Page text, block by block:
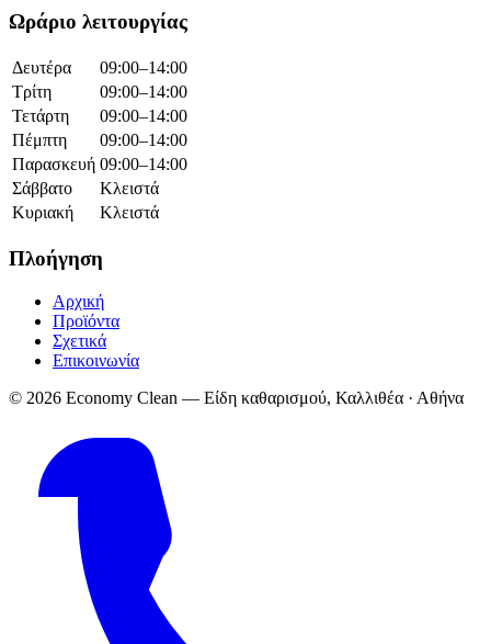
Ωράριο λειτουργίας
Δευτέρα
09:00–14:00
Τρίτη
09:00–14:00
Τετάρτη
09:00–14:00
Πέμπτη
09:00–14:00
Παρασκευή 09:00–14:00
Σάββατο
Κλειστά
Κυριακή
Κλειστά
Πλοήγηση
Αρχική
Προϊόντα
Σχετικά
Επικοινωνία
© 2026 Economy Clean — Είδη καθαρισμού, Καλλιθέα · Αθήνα